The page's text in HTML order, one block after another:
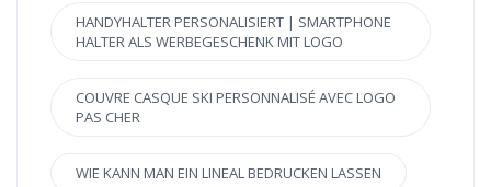
HANDYHALTER PERSONALISIERT | SMARTPHONE
HALTER ALS WERBEGESCHENK MIT LOGO
COUVRE CASQUE SKI PERSONNALISÉ AVEC LOGO
PAS CHER
WIE KANN MAN EIN LINEAL BEDRUCKEN LASSEN